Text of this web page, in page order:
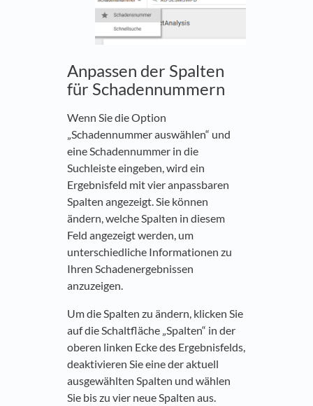
Anpassen der Spalten
für Schadennummern
Wenn Sie die Option
„Schadennummer auswählen“ und
eine Schadennummer in die
Suchleiste eingeben, wird ein
Ergebnisfeld mit vier anpassbaren
Spalten angezeigt. Sie können
ändern, welche Spalten in diesem
Feld angezeigt werden, um
unterschiedliche Informationen zu
Ihren Schadenergebnissen
anzuzeigen.
Um die Spalten zu ändern, klicken Sie
auf die Schaltfläche „Spalten“ in der
oberen linken Ecke des Ergebnisfelds,
deaktivieren Sie eine der aktuell
ausgewählten Spalten und wählen
Sie bis zu vier neue Spalten aus.